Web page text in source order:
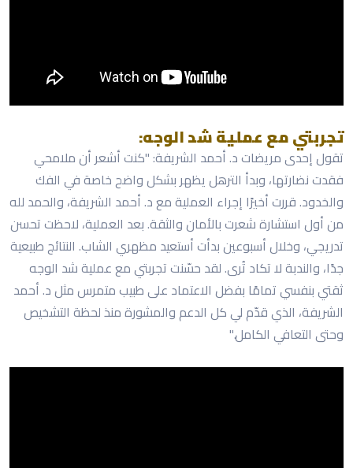
تجربتي مع عملية شد الوجه:
تقول إحدى مريضات د. أحمد الشريفة: "كنت أشعر أن ملامحي
فقدت نضارتها، وبدأ الترهل يظهر بشكل واضح خاصة في الفك
والخدود. قررت أخيرًا إجراء العملية مع د. أحمد الشريفة، والحمد لله
من أول استشارة شعرت بالأمان والثقة. بعد العملية، لاحظت تحسن
تدريجي، وخلال أسبوعين بدأت أستعيد مظهري الشاب. النتائج طبيعية
جدًا، والندبة لا تكاد تُرى. لقد حسّنت تجربتي مع عملية شد الوجه
ثقتي بنفسي تمامًا بفضل الاعتماد على طبيب متمرس مثل د. أحمد
الشريفة، الذي قدّم لي كل الدعم والمشورة منذ لحظة التشخيص
وحتى التعافي الكامل."